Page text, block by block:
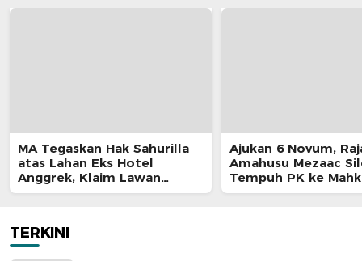
MA Tegaskan Hak Sahurilla
atas Lahan Eks Hotel
Anggrek, Klaim Lawan
Terpatahkan hingga Kasasi
Ajukan 6 Novum,
Amahusu Mezaac
Tempuh PK ke
Agung
TERKINI